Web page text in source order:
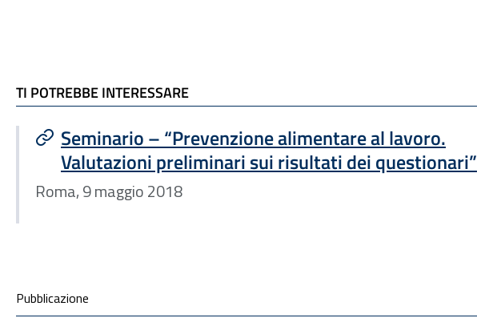
TI POTREBBE INTERESSARE
TI POTREBBE INTERESSARE
Seminario – “Prevenzione alimentare al lavoro.
Valutazioni preliminari sui risultati dei questionari”
Roma, 9 maggio 2018
Condivisione social
Pubblicazione